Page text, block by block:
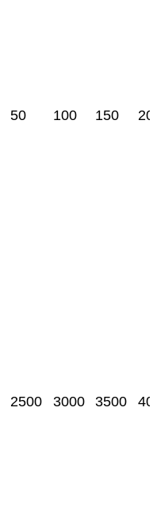
50 100 150
2500 3000 3500